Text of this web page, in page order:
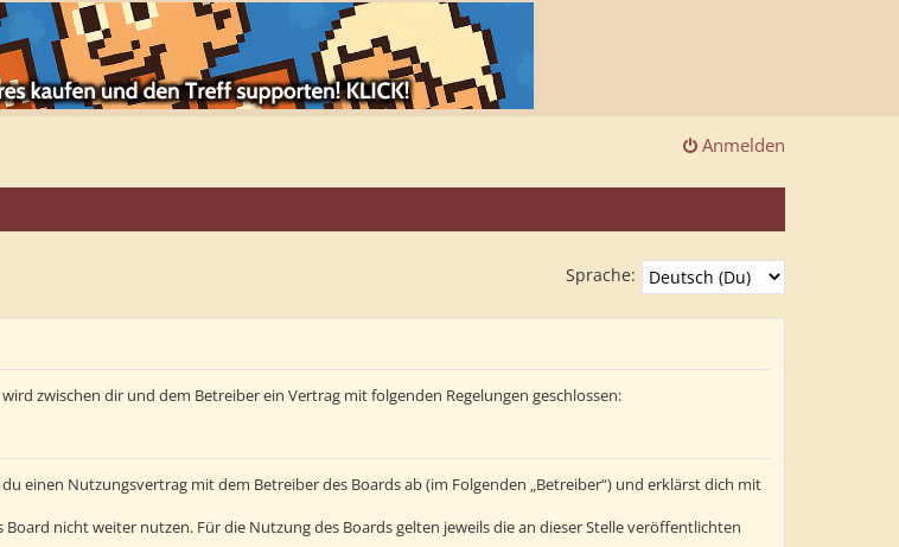
Anmelden
Sprache:
zwischen dir und dem Betreiber ein Vertrag mit folgenden Regelungen geschlossen:
einen Nutzungsvertrag mit dem Betreiber des Boards ab (im Folgenden „Betreiber“) und erklärst dich mit
nicht weiter nutzen. Für die Nutzung des Boards gelten jeweils die an dieser Stelle veröffentlichten